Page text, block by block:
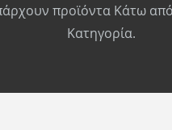
προϊόντα Κάτω
Κατηγορία.